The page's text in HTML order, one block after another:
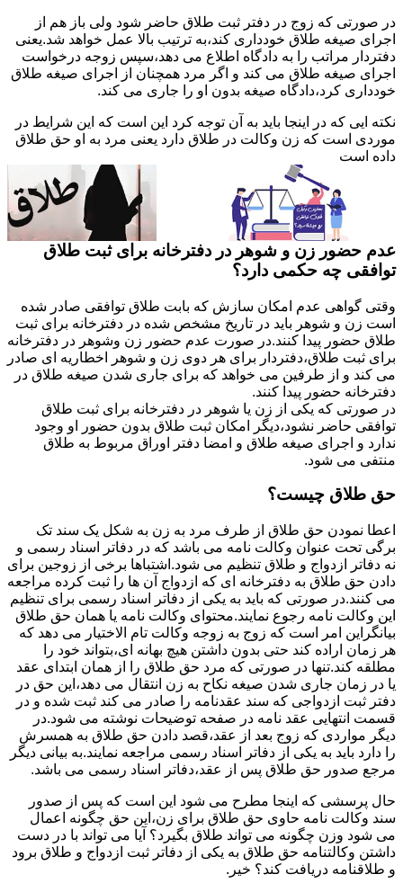
در صورتی که زوج در دفتر ثبت طلاق حاضر شود ولی باز هم از
اجرای صیغه طلاق خودداری کند،به ترتیب بالا عمل خواهد شد.یعنی
دفتردار مراتب را به دادگاه اطلاع می دهد،سپس زوجه درخواست
اجرای صیغه طلاق می کند و اگر مرد همچنان از اجرای صیغه طلاق
خودداری کرد،دادگاه صیغه بدون او را جاری می کند.
نکته ایی که در اینجا باید به آن توجه کرد این است که این شرایط در
موردی است که زن وکالت در طلاق دارد یعنی مرد به او حق طلاق
داده است
عدم حضور زن و شوهر در دفترخانه برای ثبت طلاق
توافقی چه حکمی دارد؟
وقتی گواهی عدم امکان سازش که بابت طلاق توافقی صادر شده
است زن و شوهر باید در تاریخ مشخص شده در دفترخانه برای ثبت
طلاق حضور پیدا کنند.در صورت عدم حضور زن وشوهر در دفترخانه
برای ثبت طلاق،دفتردار برای هر دوی زن و شوهر اخطاریه ای صادر
می کند و از طرفین می خواهد که برای جاری شدن صیغه طلاق در
دفترخانه حضور پیدا کنند.
در صورتی که یکی از زن یا شوهر در دفترخانه برای ثبت طلاق
توافقی حاضر نشود،دیگر امکان ثبت طلاق بدون حضور او وجود
ندارد و اجرای صیغه طلاق و امضا دفتر اوراق مربوط به طلاق
منتفی می شود.
حق طلاق چیست؟
اعطا نمودن حق طلاق از طرف مرد به زن به شکل یک سند تک
برگی تحت عنوان وکالت نامه می باشد که در دفاتر اسناد رسمی و
نه دفاتر ازدواج و طلاق تنظیم می شود.اشتباها برخی از زوجین برای
دادن حق طلاق به دفترخانه ای که ازدواج آن ها را ثبت کرده مراجعه
می کنند.در صورتی که باید به یکی از دفاتر اسناد رسمی برای تنظیم
این وکالت نامه رجوع نمایند.محتوای وکالت نامه یا همان حق طلاق
بیانگراین امر است که زوج به زوجه وکالت تام الاختیار می دهد که
هر زمان اراده کند حتی بدون داشتن هیچ بهانه ای،بتواند خود را
مطلقه کند.تنها در صورتی که مرد حق طلاق را از همان ابتدای عقد
یا در زمان جاری شدن صیغه نکاح به زن انتقال می دهد،این حق در
دفتر ثبت ازدواجی که سند عقدنامه را صادر می کند ثبت شده و در
قسمت انتهایی عقد نامه در صفحه توضیحات نوشته می شود.در
دیگر مواردی که زوج بعد از عقد،قصد دادن حق طلاق به همسرش
را دارد باید به یکی از دفاتر اسناد رسمی مراجعه نمایند.به بیانی دیگر
مرجع صدور حق طلاق پس از عقد،دفاتر اسناد رسمی می باشد.
حال پرسشی که اینجا مطرح می شود این است که پس از صدور
سند وکالت نامه حاوی حق طلاق برای زن،این حق چگونه اعمال
می شود وزن چگونه می تواند طلاق بگیرد؟ آیا می تواند با در دست
داشتن وکالتنامه حق طلاق به یکی از دفاتر ثبت ازدواج و طلاق برود
و طلاقنامه دریافت کند؟ خیر.